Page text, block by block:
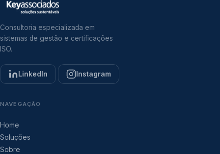
Consultoria especializada em
sistemas de gestão e certificações
ISO.
LinkedIn Instagram
NAVEGAÇÃO
Home
Soluções
Sobre